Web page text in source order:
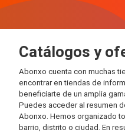
Catálogos y
Abonxo cuenta con muchas
encontrar en tiendas de
beneficiarte de un amplia
Puedes acceder al resumen
Abonxo. Hemos organizado
barrio, distrito o ciudad. En